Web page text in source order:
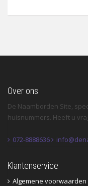
Over ons
De Naamborden Site,
huisnummers. Heeft u
072-8888636
Klantenservice
Algemene voorwaarden